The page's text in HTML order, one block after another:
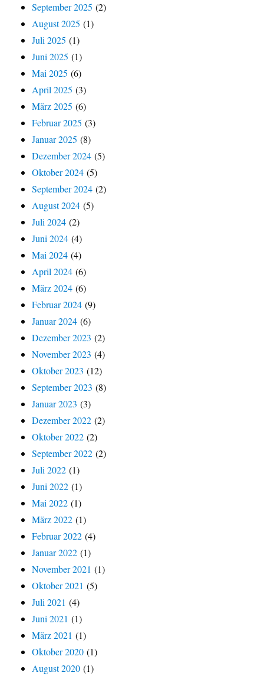
September 2025 (2)
August 2025 (1)
Juli 2025 (1)
Juni 2025 (1)
Mai 2025 (6)
April 2025 (3)
März 2025 (6)
Februar 2025 (3)
Januar 2025 (8)
Dezember 2024 (5)
Oktober 2024 (5)
September 2024 (2)
August 2024 (5)
Juli 2024 (2)
Juni 2024 (4)
Mai 2024 (4)
April 2024 (6)
März 2024 (6)
Februar 2024 (9)
Januar 2024 (6)
Dezember 2023 (2)
November 2023 (4)
Oktober 2023 (12)
September 2023 (8)
Januar 2023 (3)
Dezember 2022 (2)
Oktober 2022 (2)
September 2022 (2)
Juli 2022 (1)
Juni 2022 (1)
Mai 2022 (1)
März 2022 (1)
Februar 2022 (4)
Januar 2022 (1)
November 2021 (1)
Oktober 2021 (5)
Juli 2021 (4)
Juni 2021 (1)
März 2021 (1)
Oktober 2020 (1)
August 2020 (1)